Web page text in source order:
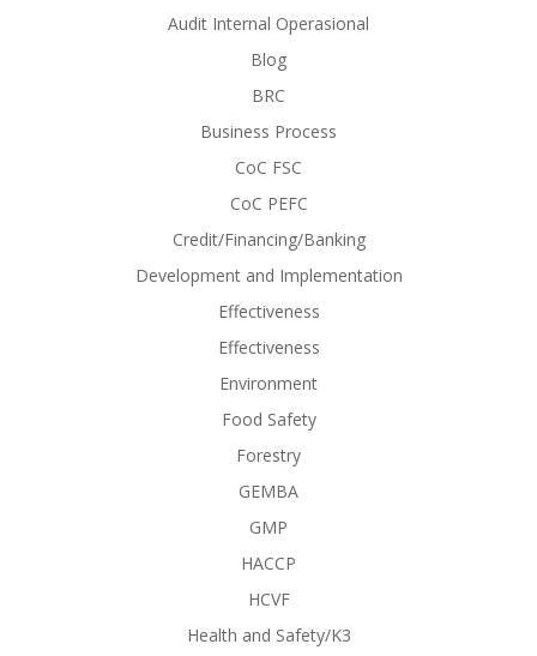
Audit Internal Operasional
Blog
BRC
Business Process
CoC FSC
CoC PEFC
Credit/Financing/Banking
Development and Implementation
Effectiveness
Effectiveness
Environment
Food Safety
Forestry
GEMBA
GMP
HACCP
HCVF
Health and Safety/K3